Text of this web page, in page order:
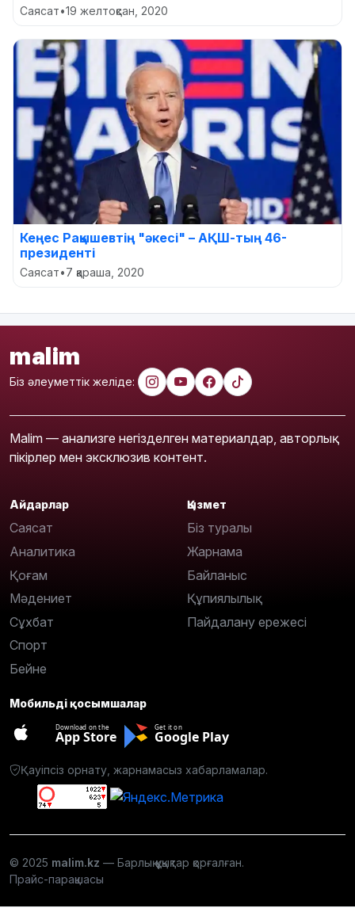
Саясат•19 желтоқсан, 2020
Кеңес Рақышевтің "әкесі" – АҚШ-тың 46-
президенті
Саясат•7 қараша, 2020
malim
Біз әлеуметтік желіде:
Malim — анализге негізделген материалдар, авторлық
пікірлер мен эксклюзив контент.
Айдарлар
Саясат
Аналитика
Қоғам
Мәдениет
Сұхбат
Спорт
Бейне
Қызмет
Біз туралы
Жарнама
Байланыс
Құпиялылық
Пайдалану ережесі
Мобильді қосымшалар
Download on the
App Store
Get it on
Google Play
Қауіпсіз орнату, жарнамасыз хабарламалар.
© 2025 malim.kz — Барлық құқықтар қорғалған.
Прайс-парақшасы